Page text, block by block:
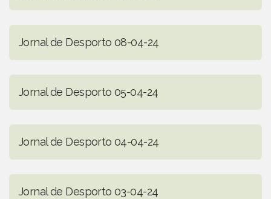
Jornal de Desporto 08-04-24
Jornal de Desporto 05-04-24
Jornal de Desporto 04-04-24
Jornal de Desporto 03-04-24